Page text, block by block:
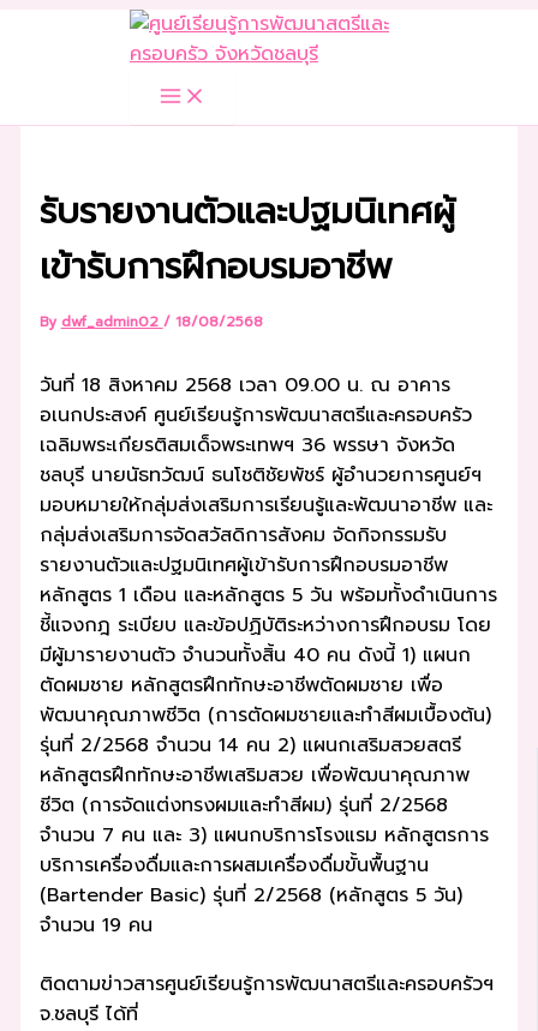
รับรายงานตัวและปฐมนิเทศผู้
เข้ารับการฝึกอบรมอาชีพ
By dwf_admin02 / 18/08/2568
วันที่ 18 สิงหาคม 2568 เวลา 09.00 น. ณ อาคาร
อเนกประสงค์ ศูนย์เรียนรู้การพัฒนาสตรีและครอบครัว
เฉลิมพระเกียรติสมเด็จพระเทพฯ 36 พรรษา จังหวัด
ชลบุรี นายนัธทวัฒน์ ธนโชติชัยพัชร์ ผู้อำนวยการศูนย์ฯ
มอบหมายให้กลุ่มส่งเสริมการเรียนรู้และพัฒนาอาชีพ และ
กลุ่มส่งเสริมการจัดสวัสดิการสังคม จัดกิจกรรมรับ
รายงานตัวและปฐมนิเทศผู้เข้ารับการฝึกอบรมอาชีพ
หลักสูตร 1 เดือน และหลักสูตร 5 วัน พร้อมทั้งดำเนินการ
ชี้แจงกฎ ระเบียบ และข้อปฏิบัติระหว่างการฝึกอบรม โดย
มีผู้มารายงานตัว จำนวนทั้งสิ้น 40 คน ดังนี้ 1) แผนก
ตัดผมชาย หลักสูตรฝึกทักษะอาชีพตัดผมชาย เพื่อ
พัฒนาคุณภาพชีวิต (การตัดผมชายและทำสีผมเบื้องต้น)
รุ่นที่ 2/2568 จำนวน 14 คน 2) แผนกเสริมสวยสตรี
หลักสูตรฝึกทักษะอาชีพเสริมสวย เพื่อพัฒนาคุณภาพ
ชีวิต (การจัดแต่งทรงผมและทำสีผม) รุ่นที่ 2/2568
จำนวน 7 คน และ 3) แผนกบริการโรงแรม หลักสูตรการ
บริการเครื่องดื่มและการผสมเครื่องดื่มขั้นพื้นฐาน
(Bartender Basic) รุ่นที่ 2/2568 (หลักสูตร 5 วัน)
จำนวน 19 คน
ติดตามข่าวสารศูนย์เรียนรู้การพัฒนาสตรีและครอบครัวฯ
จ.ชลบุรี ได้ที่